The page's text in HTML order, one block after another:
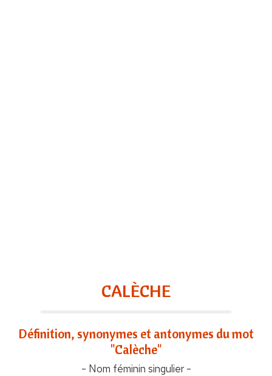
CALÈCHE
Définition, synonymes et antonymes du mot
"Calèche"
- Nom féminin singulier -